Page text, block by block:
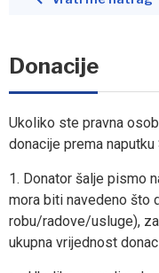
Donacije
Ukoliko ste pravna
donacije prema naputku
Donator šalje pismo
mora biti navedeno što
robu/radove/usluge),
ukupna vrijednost